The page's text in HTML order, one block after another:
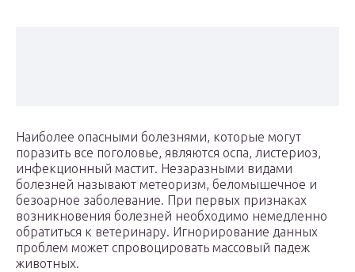
Наиболее опасными болезнями, которые могут
поразить все поголовье, являются оспа, листериоз,
инфекционный мастит. Незаразными видами
болезней называют метеоризм, беломышечное и
безоарное заболевание. При первых признаках
возникновения болезней необходимо немедленно
обратиться к ветеринару. Игнорирование данных
проблем может спровоцировать массовый падеж
животных.